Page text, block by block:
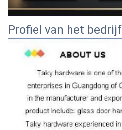
Profiel van het bedrijf